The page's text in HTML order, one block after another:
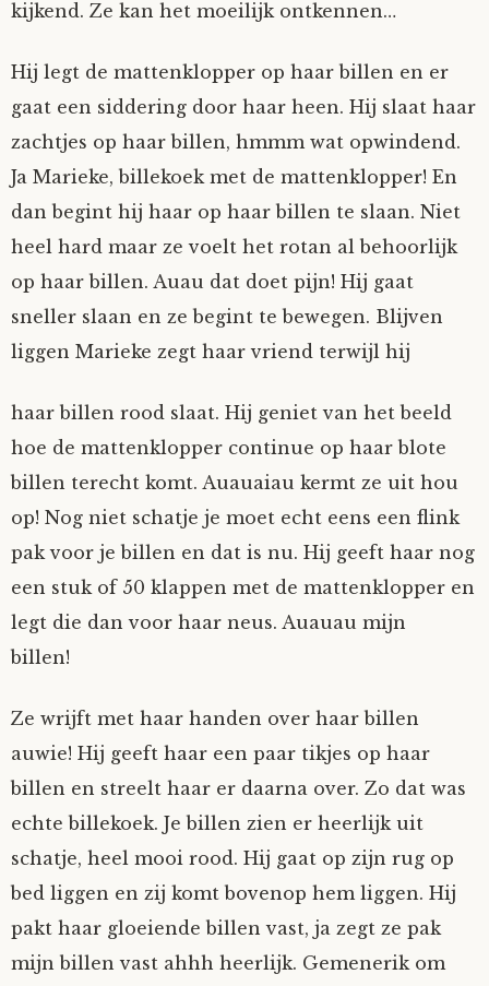
kijkend. Ze kan het moeilijk ontkennen…
Hij legt de mattenklopper op haar billen en er
gaat een siddering door haar heen. Hij slaat haar
zachtjes op haar billen, hmmm wat opwindend.
Ja Marieke, billekoek met de mattenklopper! En
dan begint hij haar op haar billen te slaan. Niet
heel hard maar ze voelt het rotan al behoorlijk
op haar billen. Auau dat doet pijn! Hij gaat
sneller slaan en ze begint te bewegen. Blijven
liggen Marieke zegt haar vriend terwijl hij
haar billen rood slaat. Hij geniet van het beeld
hoe de mattenklopper continue op haar blote
billen terecht komt. Auauaiau kermt ze uit hou
op! Nog niet schatje je moet echt eens een flink
pak voor je billen en dat is nu. Hij geeft haar nog
een stuk of 50 klappen met de mattenklopper en
legt die dan voor haar neus. Auauau mijn
billen!
Ze wrijft met haar handen over haar billen
auwie! Hij geeft haar een paar tikjes op haar
billen en streelt haar er daarna over. Zo dat was
echte billekoek. Je billen zien er heerlijk uit
schatje, heel mooi rood. Hij gaat op zijn rug op
bed liggen en zij komt bovenop hem liggen. Hij
pakt haar gloeiende billen vast, ja zegt ze pak
mijn billen vast ahhh heerlijk. Gemenerik om